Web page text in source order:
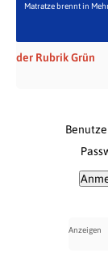
Matratze brennt in
der Rubrik Grün